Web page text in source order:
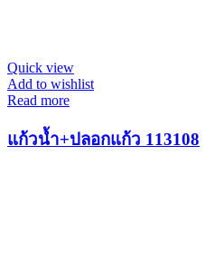
Quick view
Add to wishlist
Read more
แก้วน้ำ+ปลอกแก้ว 113108